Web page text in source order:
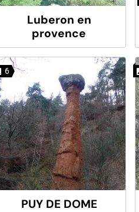
Luberon en
provence
6
PUY DE DOME